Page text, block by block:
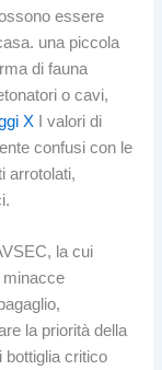
essere
una piccola
di fauna
o cavi,
X I valori di
confusi con le
arrotolati,
la cui
minacce
la priorità della
bottiglia critico